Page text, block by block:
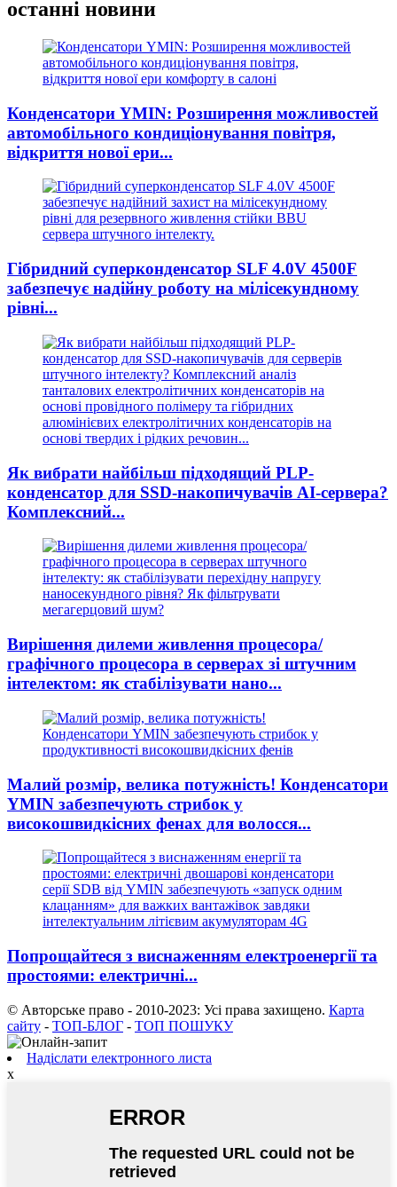
останні новини
Конденсатори YMIN: Розширення можливостей
автомобільного кондиціонування повітря,
відкриття нової ери...
Гібридний суперконденсатор SLF 4.0V 4500F
забезпечує надійну роботу на мілісекундному
рівні...
Як вибрати найбільш підходящий PLP-
конденсатор для SSD-накопичувачів AI-сервера?
Комплексний...
Вирішення дилеми живлення процесора/
графічного процесора в серверах зі штучним
інтелектом: як стабілізувати нано...
Малий розмір, велика потужність! Конденсатори
YMIN забезпечують стрибок у
високошвидкісних фенах для волосся...
Попрощайтеся з виснаженням електроенергії та
простоями: електричні...
© Авторське право - 2010-2023: Усі права захищено. Карта
сайту - ТОП-БЛОГ - ТОП ПОШУКУ
Надіслати електронного листа
x